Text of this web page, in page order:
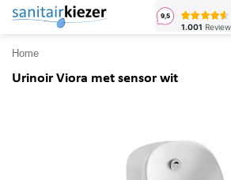
Ga
inhoud
Home
Urinoir Viora met sensor wit